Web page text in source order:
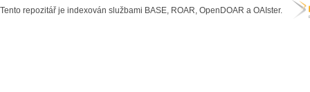
Tento repozitář je indexován službami BASE, ROAR, OpenDOAR a OAIster.